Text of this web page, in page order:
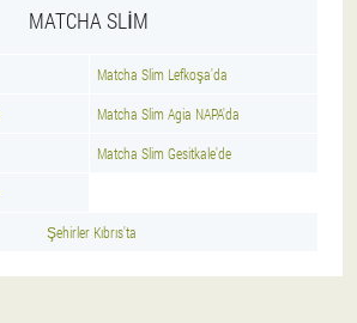
MATCHA SLIM
Matcha Slim Lefkoşa'da
Matcha Slim Agia NAPA'da
Matcha Slim Gesitkale'de
Şehirler Kıbrıs'ta